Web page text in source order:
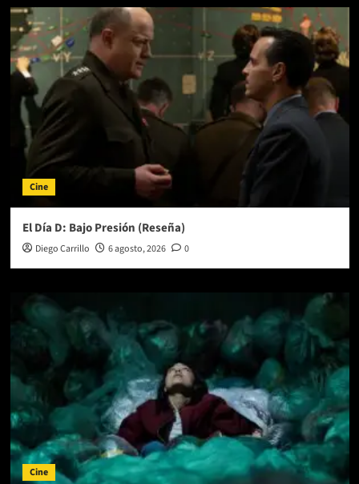
Cine
El Día D: Bajo Presión (Reseña)
Diego Carrillo 6 agosto, 2026 0
Cine